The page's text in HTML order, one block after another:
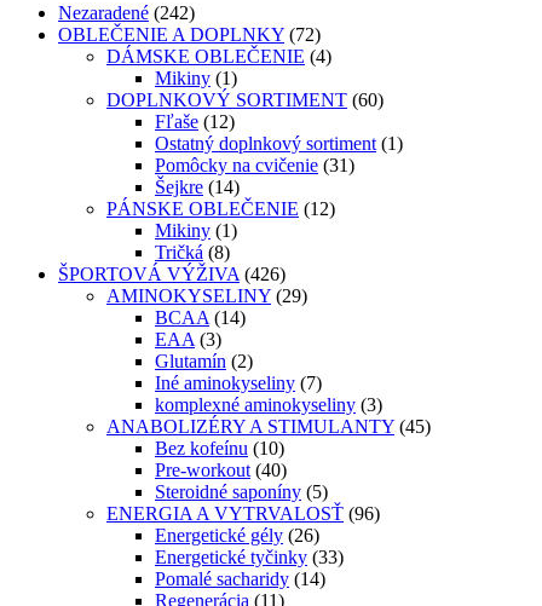
Nezaradené (242)
OBLEČENIE A DOPLNKY (72)
DÁMSKE OBLEČENIE (4)
Mikiny (1)
DOPLNKOVÝ SORTIMENT (60)
Fľaše (12)
Ostatný doplnkový sortiment (1)
Pomôcky na cvičenie (31)
Šejkre (14)
PÁNSKE OBLEČENIE (12)
Mikiny (1)
Tričká (8)
ŠPORTOVÁ VÝŽIVA (426)
AMINOKYSELINY (29)
BCAA (14)
EAA (3)
Glutamín (2)
Iné aminokyseliny (7)
komplexné aminokyseliny (3)
ANABOLIZÉRY A STIMULANTY (45)
Bez kofeínu (10)
Pre-workout (40)
Steroidné saponíny (5)
ENERGIA A VYTRVALOSŤ (96)
Energetické gély (26)
Energetické tyčinky (33)
Pomalé sacharidy (14)
Regenerácia (11)